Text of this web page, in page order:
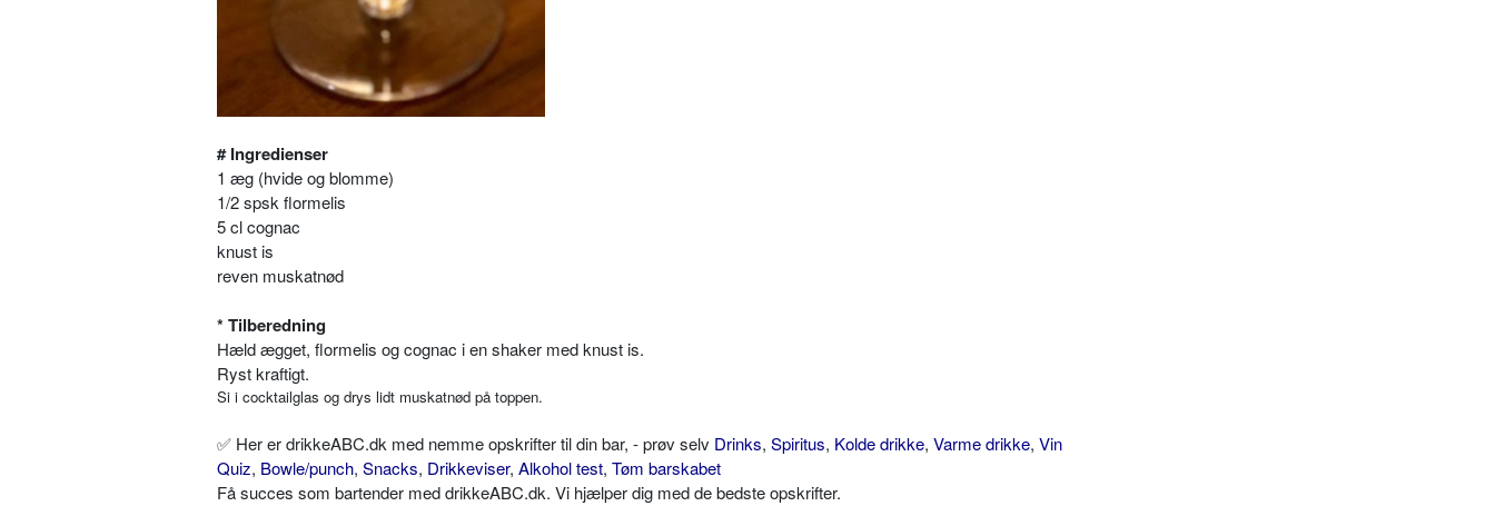
# Ingredienser
1 æg (hvide og blomme)
1/2 spsk flormelis
5 cl cognac
knust is
reven muskatnød
* Tilberedning
Hæld ægget, flormelis og cognac i en shaker med knust is.
Ryst kraftigt.
Si i cocktailglas og drys lidt muskatnød på toppen.
✅ Her er drikkeABC.dk med nemme opskrifter til din bar, - prøv selv Drinks, Spiritus, Kolde drikke, Varme drikke, Vin
Quiz, Bowle/punch, Snacks, Drikkeviser, Alkohol test, Tøm barskabet
Få succes som bartender med drikkeABC.dk. Vi hjælper dig med de bedste opskrifter.